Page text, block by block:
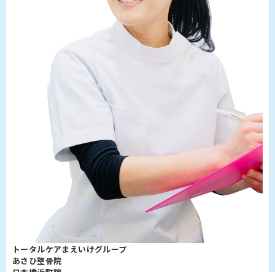
トータルケアまえいけグループ
あさひ整骨院